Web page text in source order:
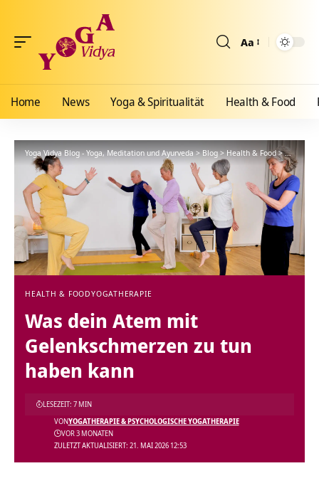
Aa
Home News Yoga & Spiritualität Health & Food
Yoga Vidya Blog - Yoga, Meditation und Ayurveda>Blog>Health & Food>
HEALTH & FOODYOGATHERAPIE
Was dein Atem mit
Gelenkschmerzen zu tun
haben kann
ZULETZT AKTUALISIERT: 21. MAI 2026 12:53
VONYOGATHERAPIE & PSYCHOLOGISCHE YOGATHERAPIE
VOR 3 MONATEN
LESEZEIT: 7 MIN